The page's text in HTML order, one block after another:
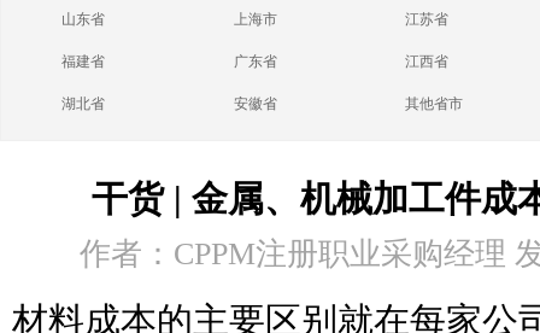
山东省 上海市 江苏省
福建省 广东省 江西省
湖北省 安徽省 其他省市
干货 | 金属、机械加工件成
作者：CPPM注册职业采购经理
材料成本的主要区别就在每家公